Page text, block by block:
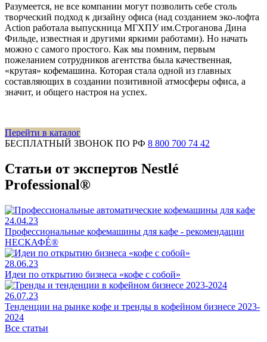
Разумеется, не все компании могут позволить себе столь
творческий подход к дизайну офиса (над созданием эко-лофта
Action работала выпускница МГХПУ им.Строганова Дина
Фильде, известная и другими яркими работами). Но начать
можно с самого простого. Как мы помним, первым
пожеланием сотрудников агентства была качественная,
«крутая» кофемашина. Которая стала одной из главных
составляющих в создании позитивной атмосферы офиса, а
значит, и общего настроя на успех.
Перейти в каталог
БЕСПЛАТНЫЙ ЗВОНОК ПО РФ 8 800 700 74 42
Статьи от экспертов Nestlé
Professional®
24.04.23
Профессиональные кофемашины для кафе - рекомендации
НЕСКАФÉ®
28.06.23
Идеи по открытию бизнеса «кофе с собой»
26.07.23
Тенденции на рынке кофе и тренды в кофейном бизнесе 2023-
2024
Все статьи